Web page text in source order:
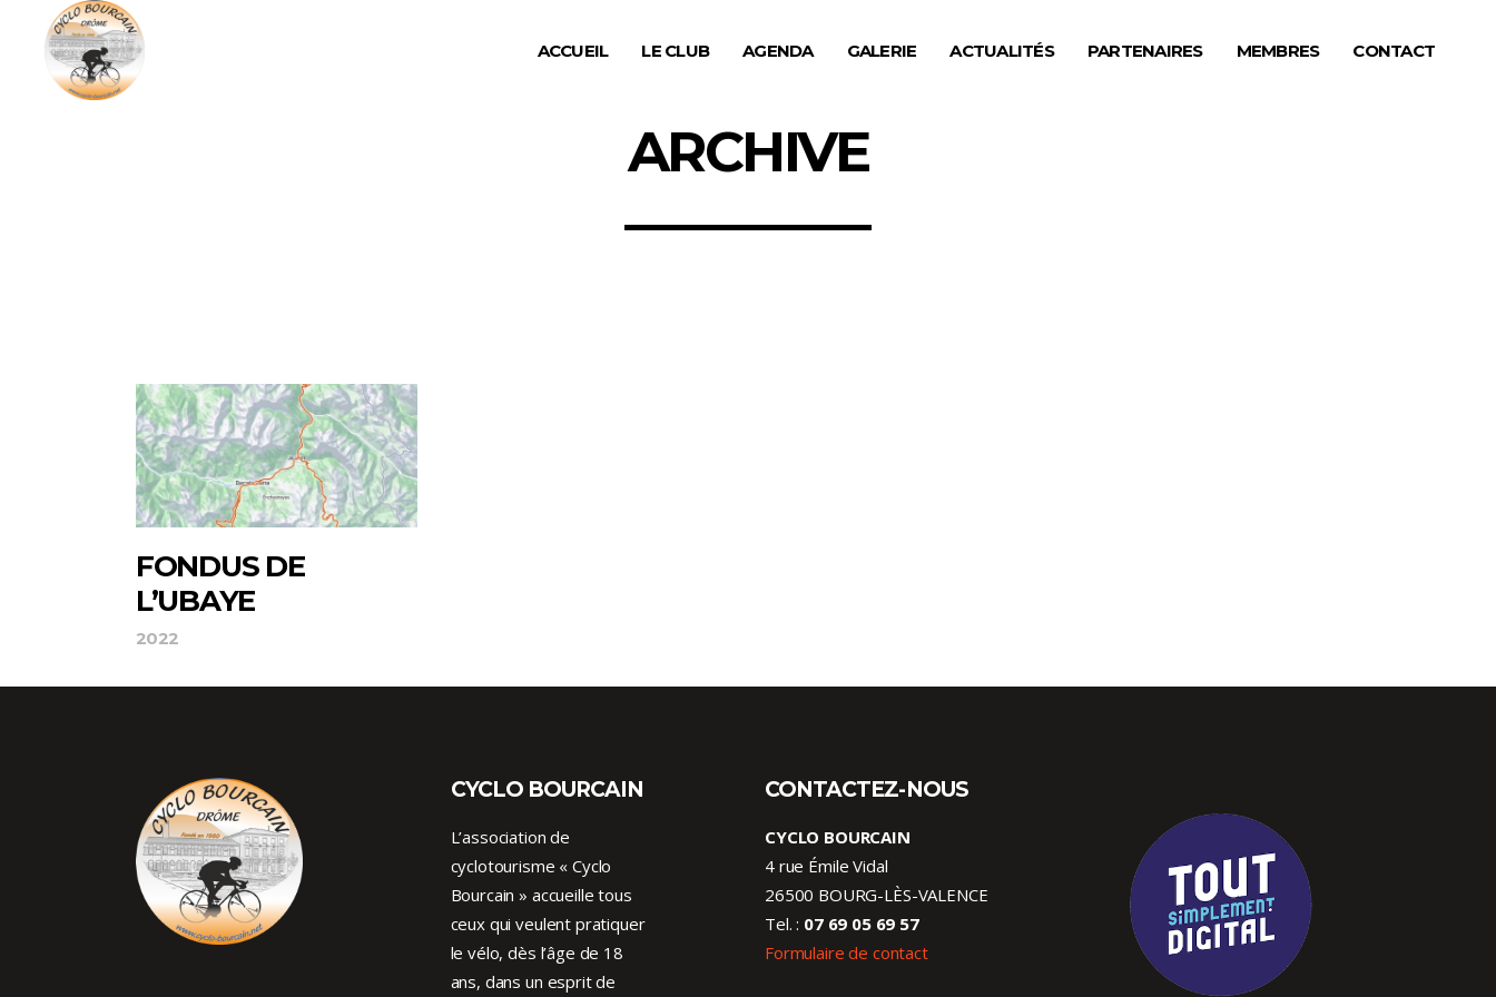
ACCUEIL LE CLUB AGENDA GALERIE ACTUALITÉS PARTENAIRES MEMBRES CONTACT
ARCHIVE
FONDUS DE
L’UBAYE
2022
CYCLO BOURCAIN
L’association de
cyclotourisme « Cyclo
Bourcain » accueille tous
ceux qui veulent pratiquer
le vélo, dès l’âge de 18
ans, dans un esprit de
CONTACTEZ-NOUS
CYCLO BOURCAIN
4 rue Émile Vidal
26500 BOURG-LÈS-VALENCE
Tel. : 07 69 05 69 57
Formulaire de contact